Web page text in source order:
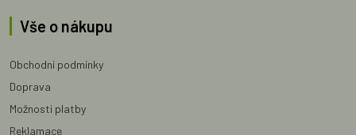
Vše o nákupu
Obchodní podmínky
Doprava
Možnosti platby
Reklamace